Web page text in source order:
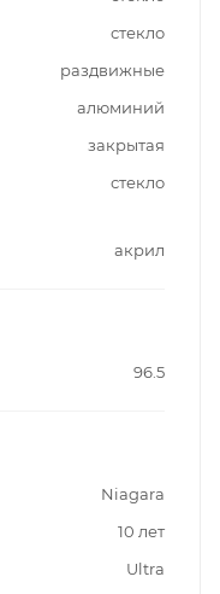
стекло
раздвижные
алюминий
закрытая
стекло
акрил
96.5
Niagara
10 лет
Ultra